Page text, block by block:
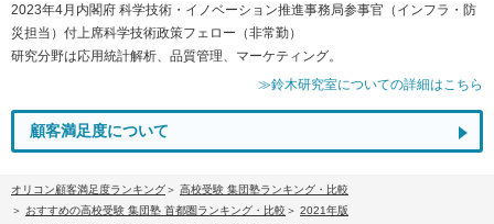
2023年4月内閣府 科学技術・イノベーション推進事務局参事官（インフラ・防
災担当）付上席科学技術政策フェロー（非常勤）
研究分野は応用統計解析、品質管理、マーケティング。
≫鈴木研究室についての詳細はこちら
顧客満足度について
オリコン顧客満足度ランキング
高校受験 集団塾ランキング・比較
おすすめの高校受験 集団塾 首都圏ランキング・比較
2021年版